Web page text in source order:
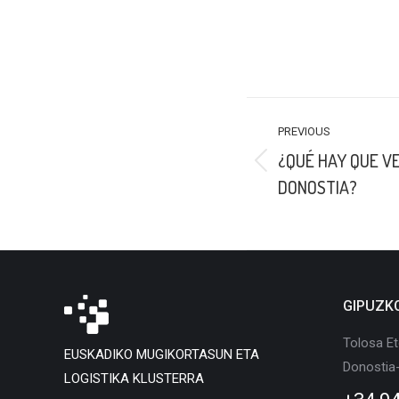
NAVIGATION
PREVIOUS
Previous
post:
¿QUÉ HAY QUE
DONOSTIA?
EUSKADIKO MUGIKORTASUN ETA
LOGISTIKA KLUSTERRA
Tolosa